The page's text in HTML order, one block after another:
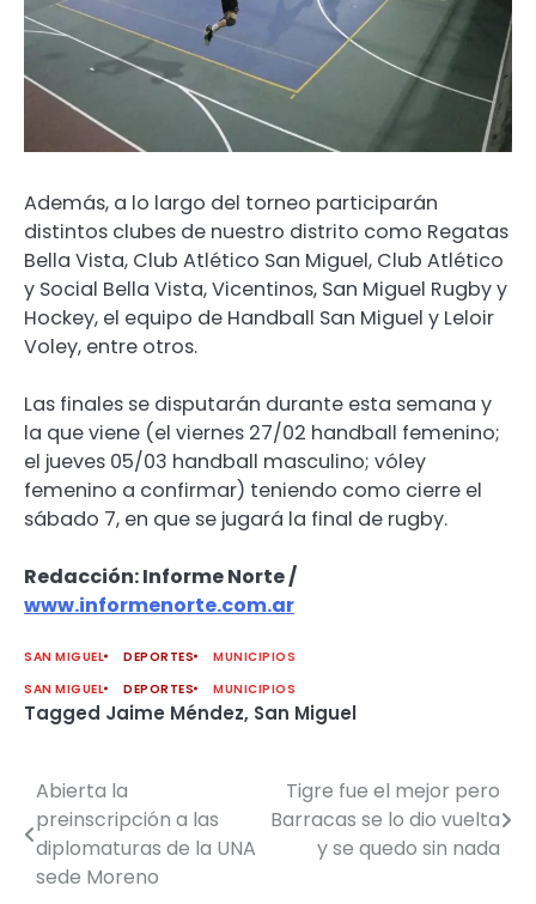
Además, a lo largo del torneo participarán
distintos clubes de nuestro distrito como Regatas
Bella Vista, Club Atlético San Miguel, Club Atlético
y Social Bella Vista, Vicentinos, San Miguel Rugby y
Hockey, el equipo de Handball San Miguel y Leloir
Voley, entre otros.
Las finales se disputarán durante esta semana y
la que viene (el viernes 27/02 handball femenino;
el jueves 05/03 handball masculino; vóley
femenino a confirmar) teniendo como cierre el
sábado 7, en que se jugará la final de rugby.
Redacción: Informe Norte /
www.informenorte.com.ar
SAN MIGUEL DEPORTES
MUNICIPIOS
SAN MIGUEL
DEPORTES MUNICIPIOS
Tagged Jaime Méndez, San Miguel
Navegación
de
entradas
Abierta la
preinscripción a las
diplomaturas de la UNA
sede Moreno
Tigre fue el mejor pero
Barracas se lo dio vuelta
y se quedo sin nada